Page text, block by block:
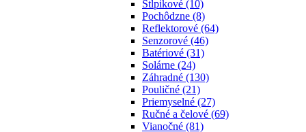
Stĺpikové (10)
Pochôdzne (8)
Reflektorové (64)
Senzorové (46)
Batériové (31)
Solárne (24)
Záhradné (130)
Pouličné (21)
Priemyselné (27)
Ručné a čelové (69)
Vianočné (81)